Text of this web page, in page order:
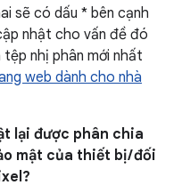
sẽ có dấu * bên cạnh
nhật cho vấn đề đó
nhị phân mới nhất
web dành cho nhà
lại được phân chia
mật của thiết bị / đối